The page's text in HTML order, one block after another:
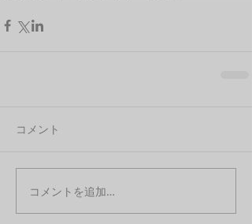
コメント
コメントを追加…